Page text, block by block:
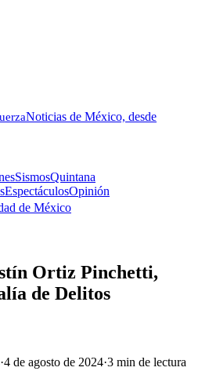
Noticias de México, desde
SismosQuintana
EspectáculosOpinión
de México
Ortiz Pinchetti,
de Delitos
·4 de agosto de 2024·3 min de lectura